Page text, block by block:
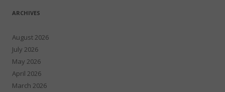
ARCHIVES
August 2026
July 2026
May 2026
April 2026
March 2026